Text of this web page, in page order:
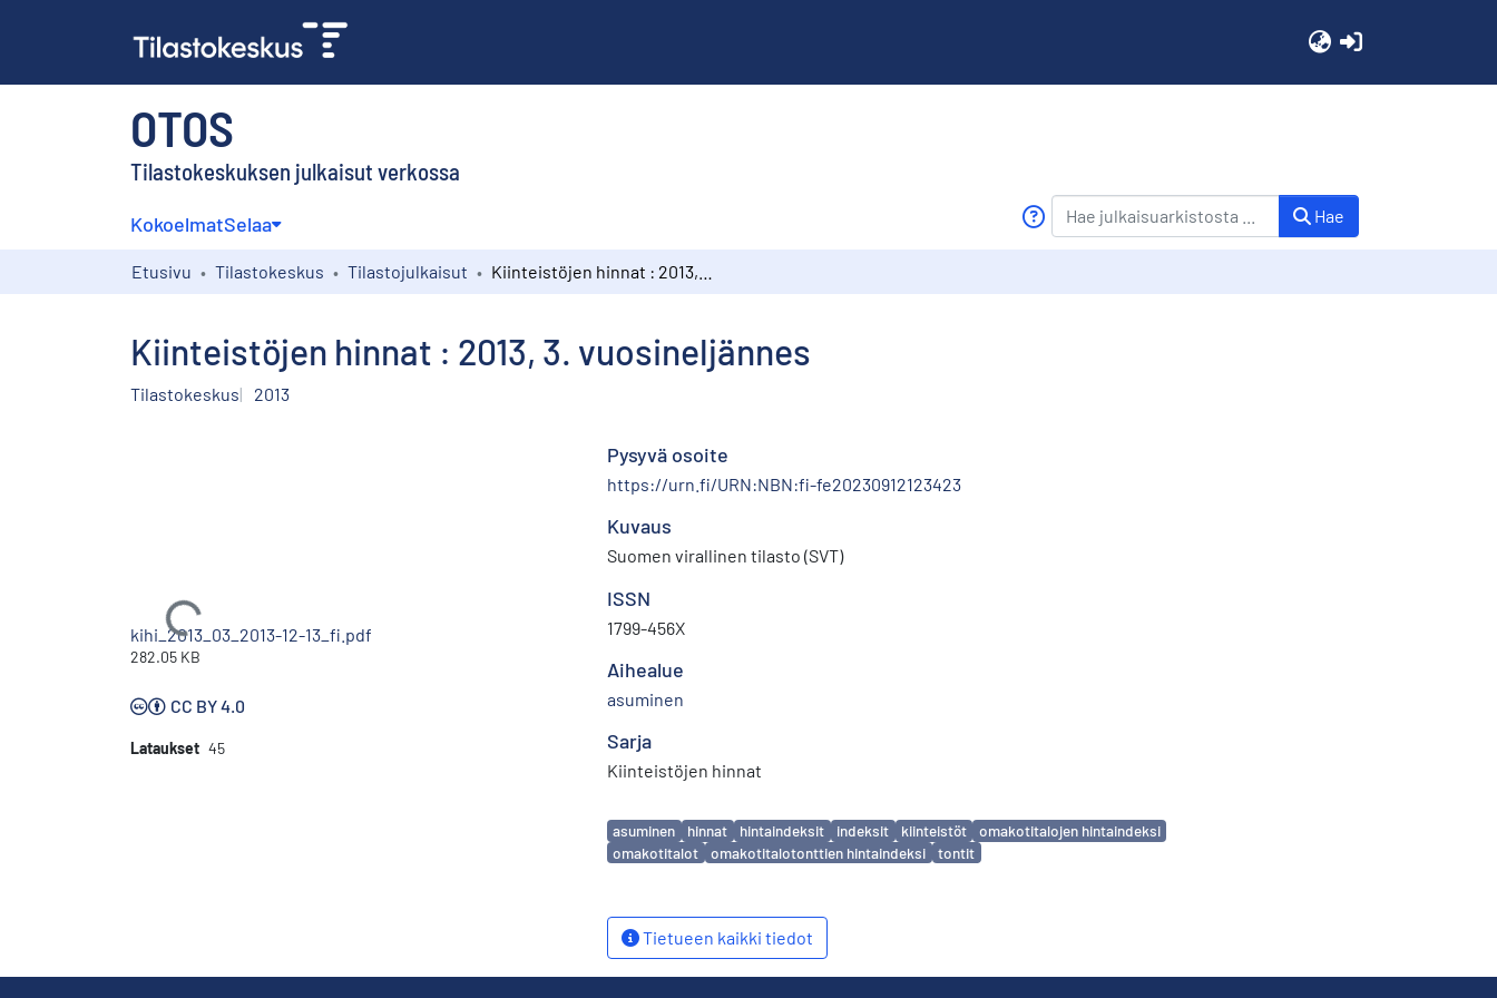
OTOS
Tilastokeskuksen julkaisut verkossa
KokoelmatSelaa Hae
Etusivu Tilastokeskus Tilastojulkaisut
Kiinteistöjen hinnat : 2013, 3. vuosineljännes
Tilastokeskus 2013
Ladataan...
kihi_2013_03_2013-12-13_fi.pdf
282.05 KB
CC BY 4.0
Lataukset 45
Pysyvä osoite
https://urn.fi/URN:NBN:fi-fe20230912123423
Kuvaus
Suomen virallinen tilasto (SVT)
ISSN
1799-456X
Aihealue
asuminen
Sarja
Kiinteistöjen hinnat
Avainsanat
asuminen hinnat hintaindeksit indeksit kiinteistöt
omakotitalojen hintaindeksi
omakotitalot
omakotitalotonttien hintaindeksi tontit
Tietueen kaikki tiedot